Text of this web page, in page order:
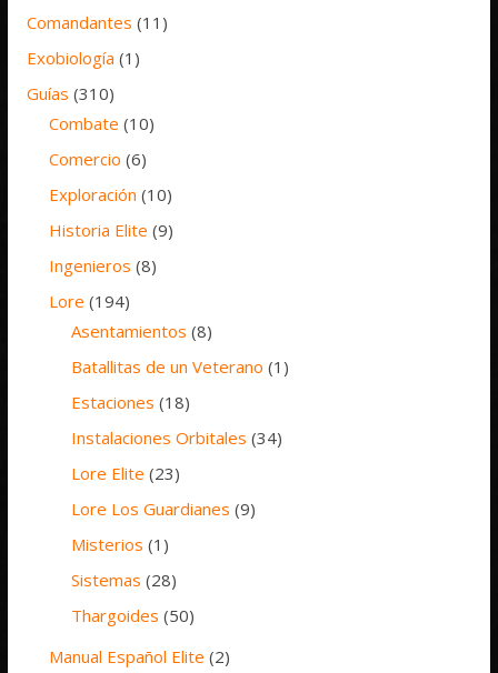
Comandantes (11)
Exobiología (1)
Guías (310)
Combate (10)
Comercio (6)
Exploración (10)
Historia Elite (9)
Ingenieros (8)
Lore (194)
Asentamientos (8)
Batallitas de un Veterano (1)
Estaciones (18)
Instalaciones Orbitales (34)
Lore Elite (23)
Lore Los Guardianes (9)
Misterios (1)
Sistemas (28)
Thargoides (50)
Manual Español Elite (2)